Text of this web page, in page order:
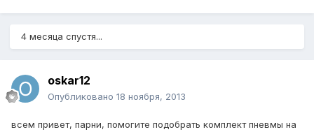
4 месяца спустя...
oskar12
Опубликовано 18 ноября, 2013
всем привет, парни, помогите подобрать комплект пневмы на